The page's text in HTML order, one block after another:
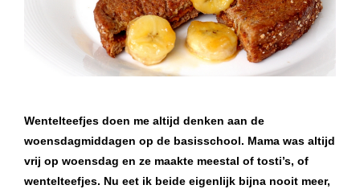
Wentelteefjes doen me altijd denken aan de
woensdagmiddagen op de basisschool. Mama was altijd
vrij op woensdag en ze maakte meestal of tosti’s, of
wentelteefjes. Nu eet ik beide eigenlijk bijna nooit meer,